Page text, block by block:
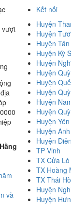
vượt
và
Kết nối
Huyện
Huyện
Huyện Tân
Huyện Kỳ
Huyện
Huyện
Huyện
Huyện
Huyện
Huyện
Huyện
Huyện
Huyện
TP Vinh
TX Cửa Lò
TX Hoàng
TX Thái
Huyện
Huyện